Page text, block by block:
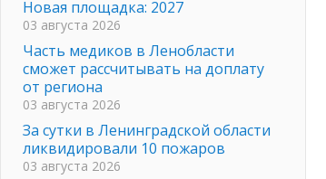
Новая площадка: 2027
03 августа 2026
Часть медиков в Ленобласти
сможет рассчитывать на доплату
от региона
03 августа 2026
За сутки в Ленинградской области
ликвидировали 10 пожаров
03 августа 2026